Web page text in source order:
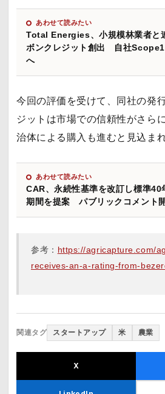
あわせて読みたい
Total Energies、小規模林業者と
ボンクレジット創出 自社
へ
今回の評価を受けて、同社の発
ジットは市場での信頼性がさら
治体による購入も進むと見込まれ
あわせて読みたい
CAR、永続性基準を改訂し標準40
期間を提案 パブリックコメント
参考： https://agricapture.com/
receives-an-a-rating-from-
関連タグ スタートアップ 米 農業
X